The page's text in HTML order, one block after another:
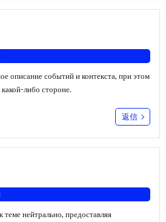
описание событий и контекста, при этом
либо стороне.
返信
теме нейтрально, предоставляя